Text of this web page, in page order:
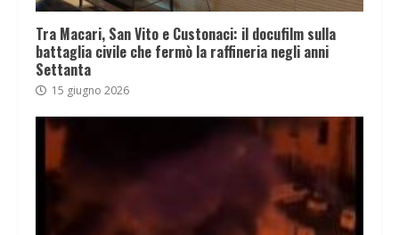
Tra Macari, San Vito e Custonaci: il docufilm sulla
battaglia civile che fermò la raffineria negli anni
Settanta
15 giugno 2026